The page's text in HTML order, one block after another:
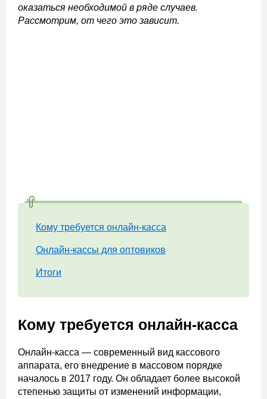
оказаться необходимой в ряде случаев.
Рассмотрим, от чего это зависит.
Кому требуется онлайн-касса
Онлайн-кассы для оптовиков
Итоги
Кому требуется онлайн-касса
Онлайн-касса — современный вид кассового
аппарата, его внедрение в массовом порядке
началось в 2017 году. Он обладает более высокой
степенью защиты от изменений информации,